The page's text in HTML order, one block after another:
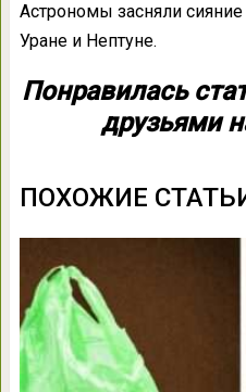
Астрономы засняли
Уране и Нептуне.
Понравилась
друзьями
ПОХОЖИЕ